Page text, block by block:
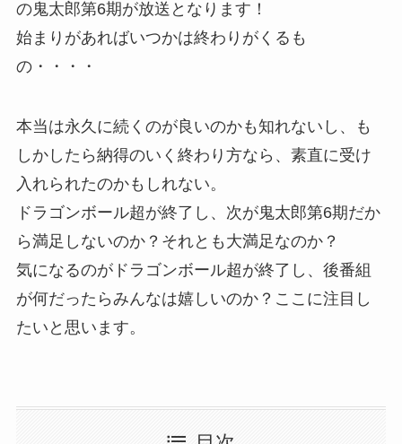
の鬼太郎第6期が放送となります！
始まりがあればいつかは終わりがくるも
の・・・・
本当は永久に続くのが良いのかも知れないし、も
しかしたら納得のいく終わり方なら、素直に受け
入れられたのかもしれない。
ドラゴンボール超が終了し、次が鬼太郎第6期だか
ら満足しないのか？それとも大満足なのか？
気になるのがドラゴンボール超が終了し、後番組
が何だったらみんなは嬉しいのか？ここに注目し
たいと思います。